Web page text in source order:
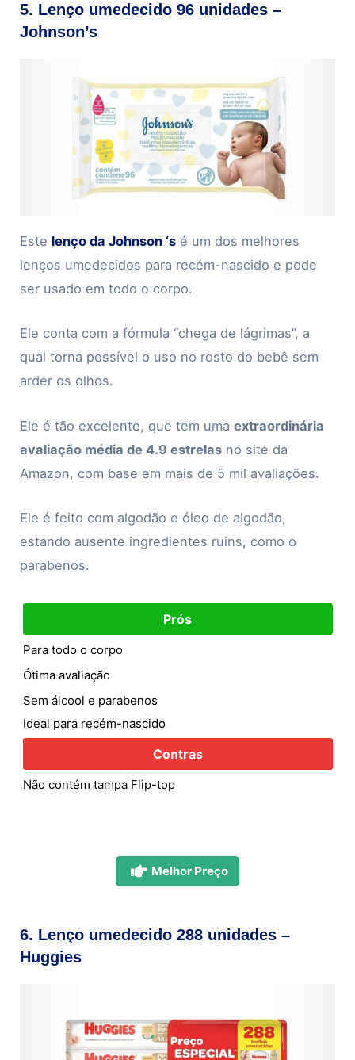
5. Lenço umedecido 96 unidades –
Johnson’s
Este lenço da Johnson ‘s é um dos melhores
lenços umedecidos para recém-nascido e pode
ser usado em todo o corpo.
Ele conta com a fórmula “chega de lágrimas”, a
qual torna possível o uso no rosto do bebê sem
arder os olhos.
Ele é tão excelente, que tem umaextraordinária
avaliação média de 4.9 estrelas no site da
Amazon, com base em mais de 5 mil avaliações.
Ele é feito com algodão e óleo de algodão,
estando ausente ingredientes ruins, como o
parabenos.
Prós
Para todo o corpo
Ótima avaliação
Sem álcool e parabenos
Ideal para recém-nascido
Contras
Não contém tampa Flip-top
Melhor Preço
6. Lenço umedecido 288 unidades –
Huggies